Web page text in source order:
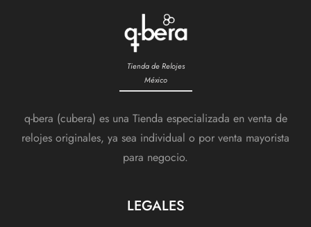
Tienda de Relojes
México
q-bera (cubera) es una Tienda especializada en venta de
relojes originales, ya sea individual o por venta mayorista
para negocio.
LEGALES